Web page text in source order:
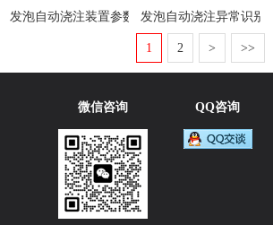
发泡自动浇注装置参数配置系统V1.0
发泡自动浇注异常识别
1 2 > >>
微信咨询 QQ咨询